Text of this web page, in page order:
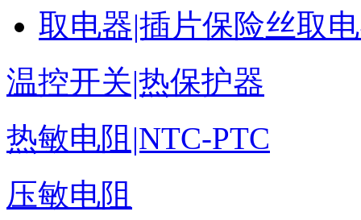
取电器|插片保险丝取
温控开关|热保护器
热敏电阻|NTC-PTC
压敏电阻